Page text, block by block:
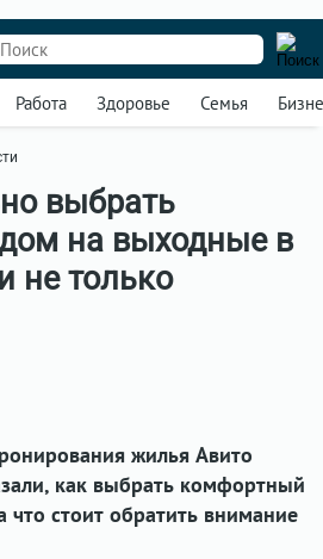
Работа Здоровье Семья
выбрать
на выходные в
не только
жилья Авито
как выбрать комфортный
стоит обратить внимание